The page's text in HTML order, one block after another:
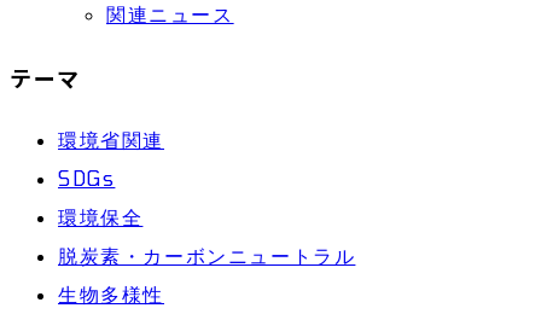
関連ニュース
テーマ
環境省関連
SDGs
環境保全
脱炭素・カーボンニュートラル
生物多様性